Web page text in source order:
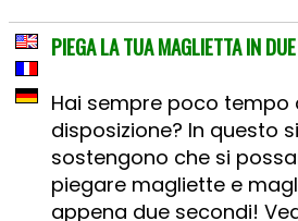
PIEGA LA TUA MAGLIETTA IN
Hai sempre poco tempo
disposizione? In questo
sostengono che si
piegare magliette e
appena due secondi!